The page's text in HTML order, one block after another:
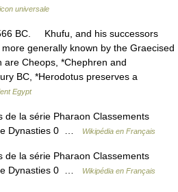
universale
BC. Khufu, and his successors
generally known by the Graecised
Cheops, *Chephren and
BC, *Herodotus preserves a
Egypt
de la série Pharaon Classements
Dynasties 0 …
Wikipédia en Français
de la série Pharaon Classements
Dynasties 0 …
Wikipédia en Français